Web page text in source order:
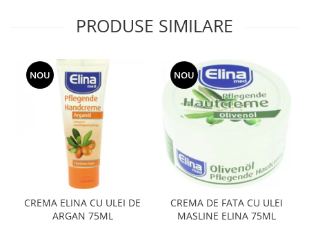
PRODUSE SIMILARE
NOU
CREMA ELINA CU ULEI DE
ARGAN 75ML
NOU
CREMA DE FATA CU ULEI
MASLINE ELINA 75ML